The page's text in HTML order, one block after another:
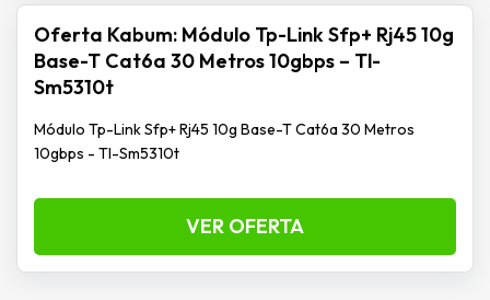
Oferta Kabum: Módulo Tp-Link Sfp+ Rj45 10g
Base-T Cat6a 30 Metros 10gbps – Tl-
Sm5310t
Módulo Tp-Link Sfp+ Rj45 10g Base-T Cat6a 30 Metros
10gbps - Tl-Sm5310t
VER OFERTA